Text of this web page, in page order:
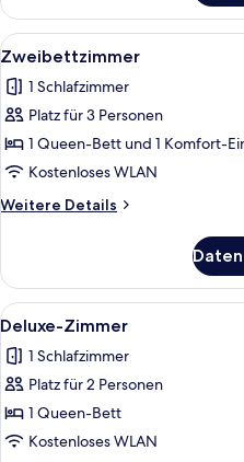
Alle
Fotos
für
Zweibettzimmer
anzeigen
9
Zweibettzimmer
1 Schlafzimmer
Platz für 3 Personen
1 Queen-Bett und 1 Komfort-
Kostenloses WLAN
Weitere Details
Weitere
Alle
Fotos
für
Deluxe-
Zimmer
anzeigen
11
Deluxe-Zimmer
1 Schlafzimmer
Platz für 2 Personen
1 Queen-Bett
Kostenloses WLAN